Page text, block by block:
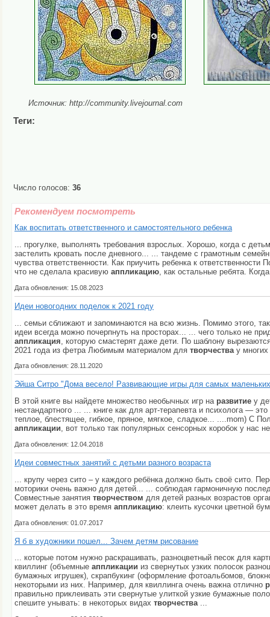
Источник: http://community.livejournal.com
Теги:
Число голосов: 36
Рекомендуем посмотреть
Как воспитать ответственного и самостоятельного ребенка
... прогулке, выполнять требования взрослых. Хорошо, когда с
застелить кровать после дневного... ... тандеме с грамотным
чувства ответственности. Как приучить ребенка к
что не сделала красивую аппликацию , как остальные ребята.
Дата обновления: 15.08.2023
Идеи новогодних поделок к 2021 году
... семьи сближают и запоминаются на всю жизнь. Помимо этого,
идеи всегда можно почерпнуть на просторах... ... чего только не
аппликация , которую смастерят даже дети. По шаблону
2021 года из фетра Любимым материалом для творчества у
Дата обновления: 28.11.2020
Эйша Ситро "Дома весело! Развивающие игры для самых
В этой книге вы найдете множество необычных игр на развитие у
нестандартного ... ... книге как для арт-терапевта и психолога —
теплое, блестящее, гибкое, пряное, мягкое, сладкое... ....mom) С
аппликации, вот только так популярных сенсорных коробок у нас
Дата обновления: 12.04.2018
Идеи совместных занятий с детьми разного возраста
... крупу через сито – у каждого ребёнка должно быть своё сито.
моторики очень важно для детей... ... соблюдая гармоничную
Совместные занятия творчеством для детей разных возрастов
может делать в это время аппликацию: клеить кусочки цветной
Дата обновления: 01.07.2017
Я б в художники пошел... Зачем детям рисование
... которые потом нужно раскрашивать, разноцветный песок для
квиллинг (объемные аппликации из свернутых узких полосок
бумажных игрушек), скрапбукинг (оформление фотоальбомов,
некоторыми из них. Например, для квиллинга очень важна отлично
правильно приклеивать эти свернутые улиткой узкие бумажные
спешите унывать: в некоторых видах творчества...